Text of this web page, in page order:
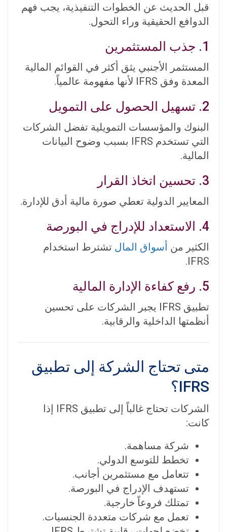
قبل الحديث عن الخطوات التنفيذية، يجب فهم
الدوافع الحقيقية وراء التحول.
1. جذب المستثمرين
المستثمر الأجنبي يثق أكثر في القوائم المالية
المعدة وفق IFRS لأنها مفهومة عالمياً.
2. تسهيل الحصول على التمويل
البنوك والمؤسسات التمويلية تفضل الشركات
التي تستخدم IFRS بسبب وضوح البيانات
المالية.
3. تحسين اتخاذ القرار
المعايير الدولية تعطي صورة مالية أدق للإدارة.
4. الاستعداد للإدراج في البورصة
الكثير من أسواق المال تشترط استخدام
IFRS.
5. رفع كفاءة الإدارة المالية
تطبيق IFRS يجبر الشركات على تحسين
أنظمتها الداخلية والرقابية.
متى تحتاج الشركة إلى تطبيق
IFRS؟
الشركات تحتاج غالباً إلى تطبيق IFRS إذا
كانت:
شركة مساهمة.
تخطط للتوسع الدولي.
تتعامل مع مستثمرين أجانب.
تستهدف الإدراج في البورصة.
تمتلك فروعاً خارجية.
تعمل مع شركات متعددة الجنسيات.